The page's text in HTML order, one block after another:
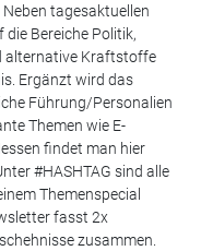
tagesaktuellen
Bereiche Politik,
alternative Kraftstoffe
Ergänzt wird das
Führung/Personalien
Themen wie E-
findet man hier
#HASHTAG sind alle
Themenspecial
fasst 2x
zusammen.